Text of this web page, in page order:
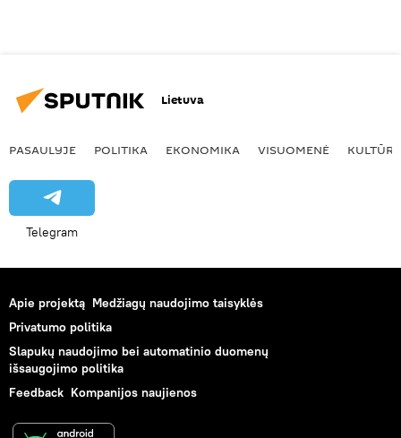
Lietuva
PASAULYJE POLITIKA EKONOMIKA VISUOMENĖ KULTŪRA
Telegram
Apie projektą Medžiagų naudojimo taisyklės
Privatumo politika
Slapukų naudojimo bei automatinio duomenų
išsaugojimo politika
Feedback Kompanijos naujienos